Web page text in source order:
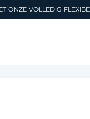
ONZE VOLLEDIG